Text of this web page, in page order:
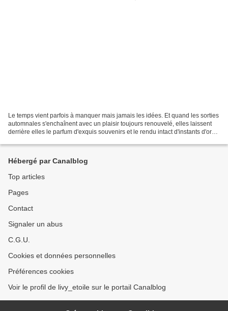
Le temps vient parfois à manquer mais jamais les idées. Et quand les sorties
automnales s'enchaînent avec un plaisir toujours renouvelé, elles laissent
derrière elles le parfum d'exquis souvenirs et le rendu intact d'instants d'ores
Hébergé par Canalblog
Top articles
Pages
Contact
Signaler un abus
C.G.U.
Cookies et données personnelles
Préférences cookies
Voir le profil de livy_etoile sur le portail Canalblog